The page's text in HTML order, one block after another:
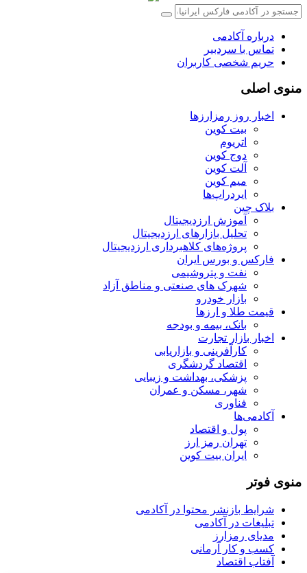
درباره آکادمی
تماس با سردبیر
حریم شخصی کاربران
منوی اصلی
اخبار روز رمزارزها
بیت کوین
اتریوم
دوج کوین
آلت کوین
میم کوین‌
ایردراپ‌ها
بلاک چین
آموزش ارزدیجیتال
تحلیل بازارهای ارزدیجیتال
پروژه‌های کلاهبرداری ارزدیجیتال
فارکس و بورس ایران
نفت و پتروشیمی
شهرک های صنعتی و مناطق آزاد
بازار خودرو
قیمت طلا و ارزها
بانک، بیمه و بودجه
اخبار بازار تجارت
کارآفرینی و بازاریابی
اقتصاد گردشگری
پزشکی، بهداشت و زیبایی
شهر، مسکن و عمران
فناوری
آکادمی‌ها
پول و اقتصاد
تهران رمز ارز
ایران بیت کوین
منوی فوتر
شرایط بازنشر محتوا در آکادمی
تبلیغات در آکادمی
مدیای رمزارز
کسب و کار آرمانی
آفتاب اقتصاد